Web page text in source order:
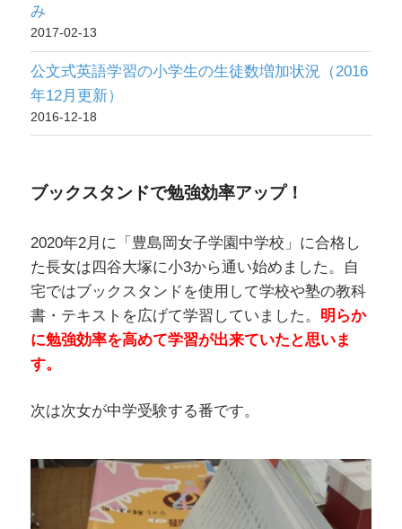
み
2017-02-13
公文式英語学習の小学生の生徒数増加状況（2016
年12月更新）
2016-12-18
ブックスタンドで勉強効率アップ！
2020年2月に「豊島岡女子学園中学校」に合格し
た長女は四谷大塚に小3から通い始めました。自
宅ではブックスタンドを使用して学校や塾の教科
書・テキストを広げて学習していました。 明らか
に勉強効率を高めて学習が出来ていたと思いま
す。
次は次女が中学受験する番です。